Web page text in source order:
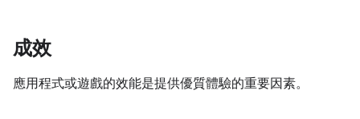
成效
應用程式或遊戲的效能是提供優質體驗的重要因素。